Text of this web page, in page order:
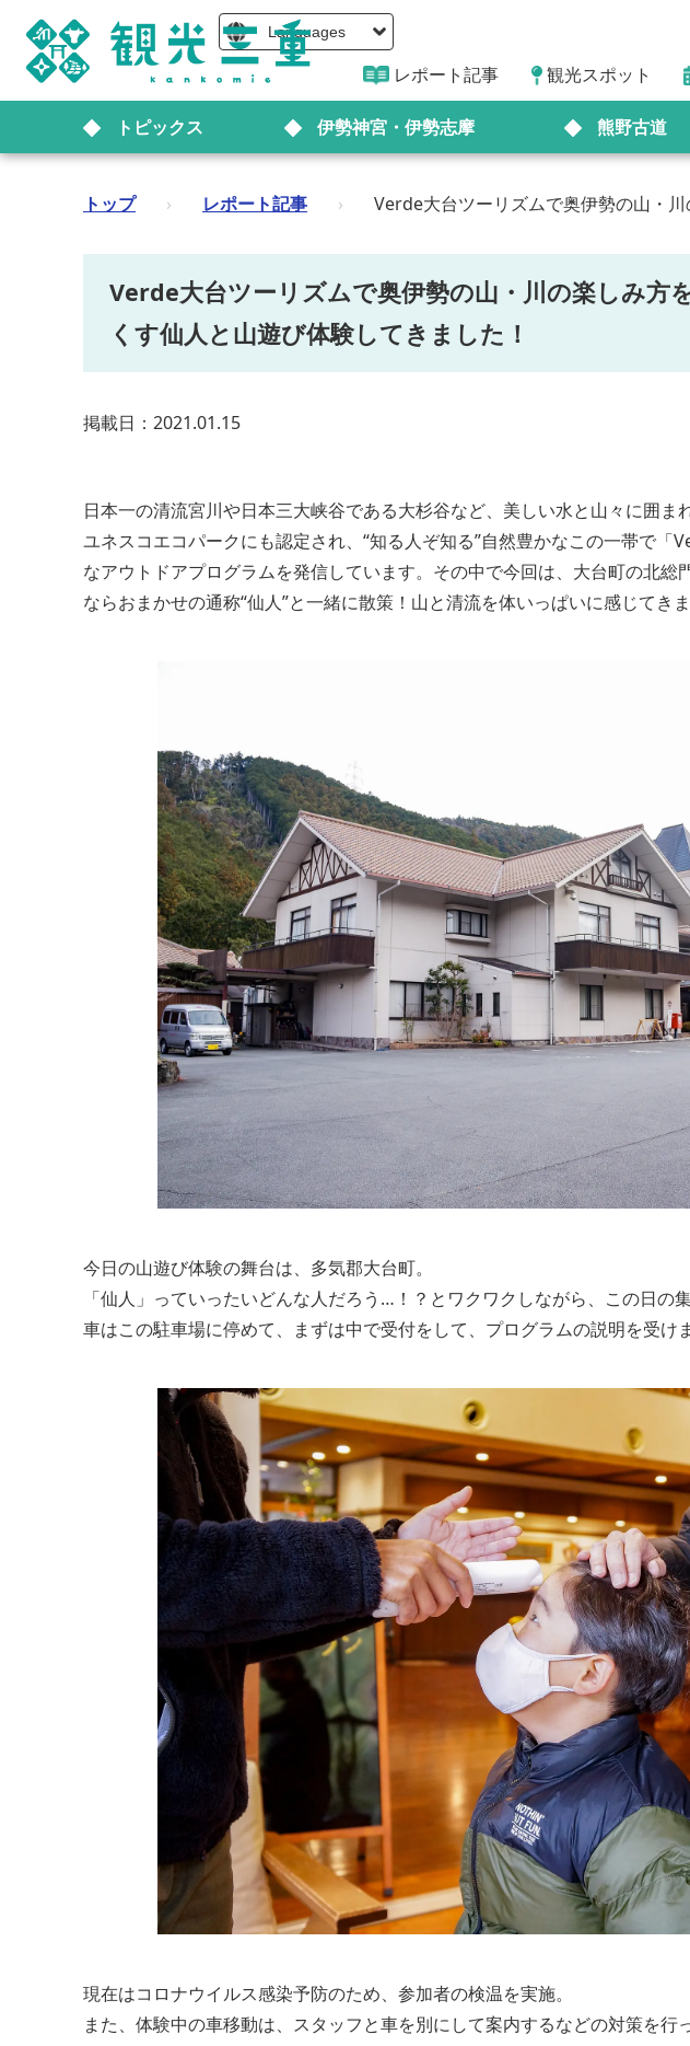
Languages
レポート記事 観光スポット
トピックス 伊勢神宮・伊勢志摩 熊野古道
トップ › レポート記事 › Verde大台ツーリズムで奥伊勢の山・
Verde大台ツーリズムで奥伊勢の山・川の楽しみ方
くす仙人と山遊び体験してきました！
掲載日：2021.01.15
日本一の清流宮川や日本三大峡谷である大杉谷など、美しい水と山々に囲
ユネスコエコパークにも認定され、“知る人ぞ知る”自然豊かなこの一帯で「
なアウトドアプログラムを発信しています。その中で今回は、大台町の北総
ならおまかせの通称“仙人”と一緒に散策！山と清流を体いっぱいに感じてきま
今日の山遊び体験の舞台は、多気郡大台町。
「仙人」っていったいどんな人だろう…！？とワクワクしながら、この日の
車はこの駐車場に停めて、まずは中で受付をして、プログラムの説明を受けま
現在はコロナウイルス感染予防のため、参加者の検温を実施。
また、体験中の車移動は、スタッフと車を別にして案内するなどの対策を行